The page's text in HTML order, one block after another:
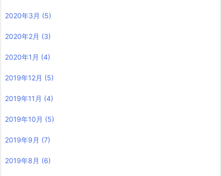
2020年3月 (5)
2020年2月 (3)
2020年1月 (4)
2019年12月 (5)
2019年11月 (4)
2019年10月 (5)
2019年9月 (7)
2019年8月 (6)